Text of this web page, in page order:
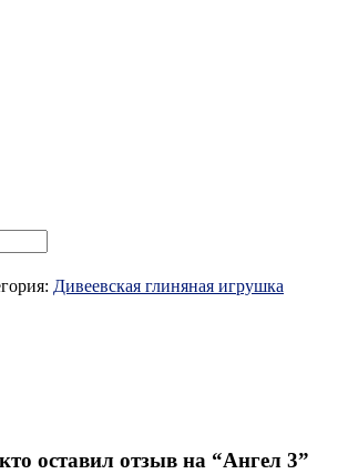
Дивеевская глиняная игрушка
оставил отзыв на “Ангел 3”